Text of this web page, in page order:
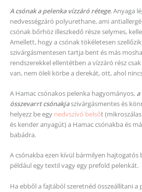
A csónak a pelenka vízzáró rétege. Anyaga
nedvességzáró polyurethane, ami
csónak bőrhöz illeszkedő része selymes,
Amellett, hogy a csónak tökéletesen
szivárgásmentesen tartja bent és más
rendszerekkel ellentétben a vízzáró rész
van, nem öleli körbe a derekát, ott, ahol
A Hamac csónakos pelenka hagyományos,
összevarrt csónakjaszivárgásmentes és
helyezz be egy nedvszívó belsőt
és kender anyagút) a Hamac csónakba és
babádra.
A csónakba ezen kívül bármilyen hajtogatós
például egy textil vagy egy prefold pelenkát.
Ha ebből a fajtából szeretnéd összeállítani a